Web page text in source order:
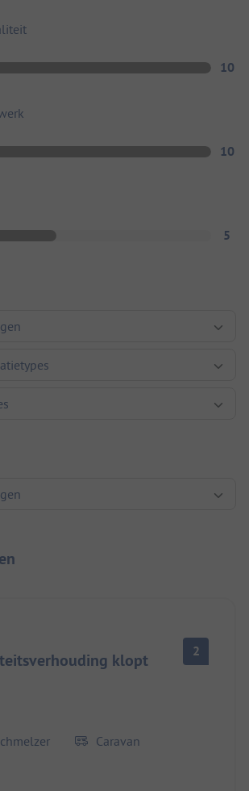
10
10
5
klopt
2
Caravan